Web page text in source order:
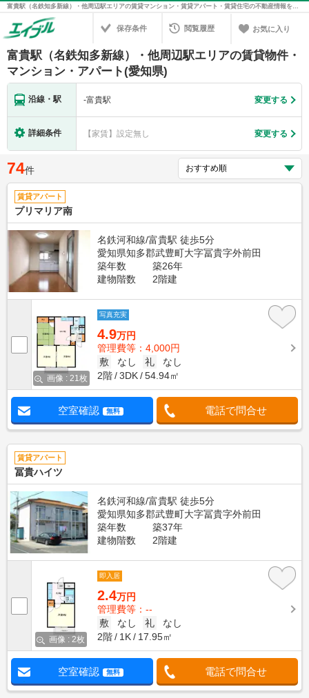
富貴駅（名鉄知多新線）・他周辺駅エリアの賃貸マンション・賃貸アパート・賃貸住宅の不動産情報を検索！不動産賃貸の物件探しは、お部屋探しのエイブル
保存条件 閲覧履歴 お気に入り
富貴駅（名鉄知多新線）・他周辺駅エリアの賃貸物件・
マンション・アパート(愛知県)
沿線・駅 -富貴駅 変更する
詳細条件 【家賃】設定無し 変更する
74件
賃貸アパート
プリマリア南
名鉄河和線/富貴駅 徒歩5分
愛知県知多郡武豊町大字冨貴字外前田
築年数
築26年
建物階数
2階建
画像 : 21枚
写真充実
4.9万円
管理費等：4,000円
敷
なし 礼
なし
2階
3DK 54.94㎡
空室確認 無料 電話で問合せ
賃貸アパート
冨貴ハイツ
名鉄河和線/富貴駅 徒歩5分
愛知県知多郡武豊町大字冨貴字外前田
築年数
築37年
建物階数
2階建
画像 : 2枚
即入居
2.4万円
管理費等：--
敷
なし 礼
なし
2階
1K 17.95㎡
空室確認 無料 電話で問合せ